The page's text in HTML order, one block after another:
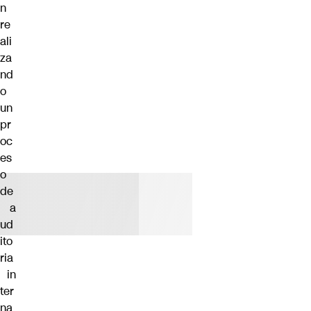
n
re
ali
za
nd
o
un
pr
oc
es
o
de
a
ud
ito
ria
in
ter
na